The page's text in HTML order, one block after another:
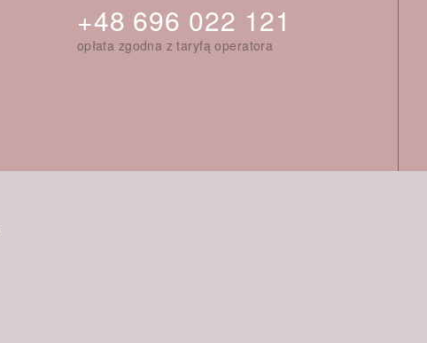
+48 696 022 121
opłata zgodna z taryfą operatora